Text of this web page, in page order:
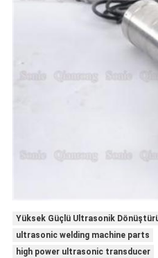
Yüksek Güçlü Ultrasonik
ultrasonic welding machine parts
high power ultrasonic transducer